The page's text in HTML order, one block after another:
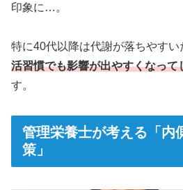
印象に…。
特に40代以降は代謝が落ちやすい
活習慣でも影響が出やすくなって
す。
管理栄養士が考える「内
策」